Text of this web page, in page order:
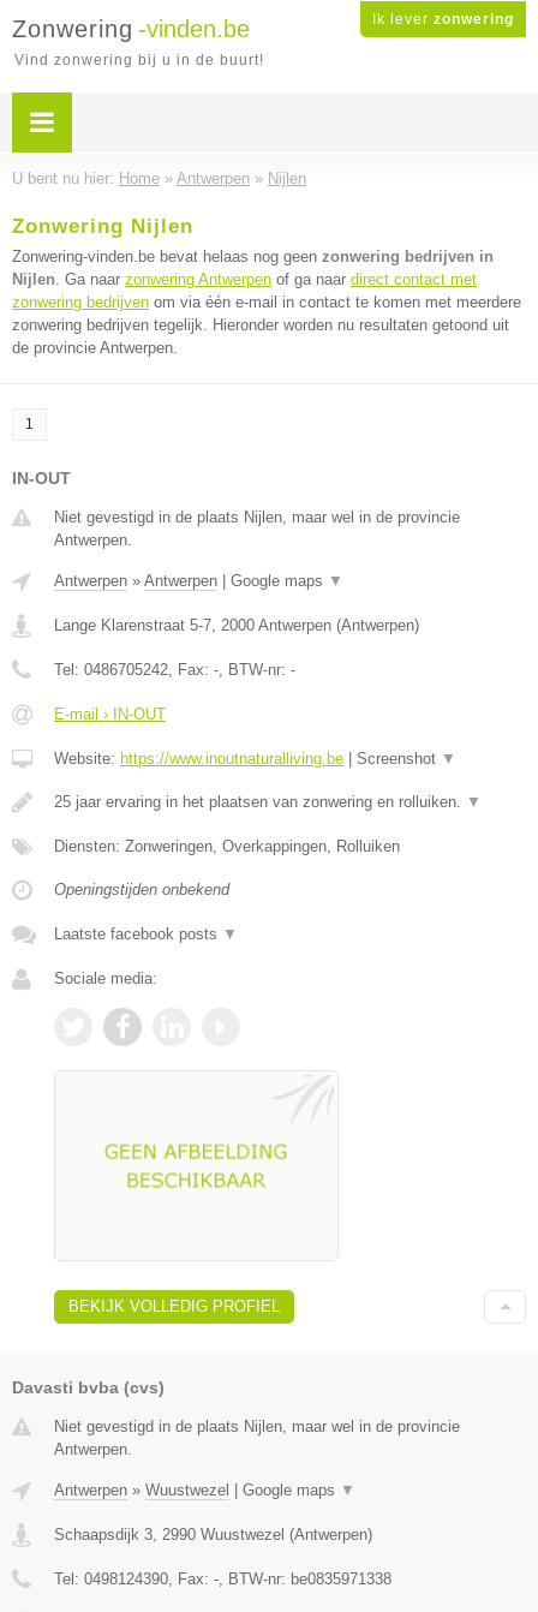
Ik lever zonwering
Zonwering -vinden.be
Vind zonwering bij u in de buurt!
U bent nu hier: Home » Antwerpen » Nijlen
Zonwering Nijlen
Zonwering-vinden.be bevat helaas nog geen zonwering bedrijven in
Nijlen. Ga naar zonwering Antwerpen of ga naar direct contact met
zonwering bedrijven om via één e-mail in contact te komen met meerdere
zonwering bedrijven tegelijk. Hieronder worden nu resultaten getoond uit
de provincie Antwerpen.
1
IN-OUT
Niet gevestigd in de plaats Nijlen, maar wel in de provincie
Antwerpen.
Antwerpen » Antwerpen Google maps ▼
Lange Klarenstraat 5-7, 2000 Antwerpen (Antwerpen)
Tel: 0486705242, Fax: -, BTW-nr: -
E-mail › IN-OUT
Website: https://www.inoutnaturalliving.be Screenshot ▼
25 jaar ervaring in het plaatsen van zonwering en rolluiken. ▼
Diensten: Zonweringen, Overkappingen, Rolluiken
Openingstijden onbekend
Laatste facebook posts ▼
Sociale media:
BEKIJK VOLLEDIG PROFIEL
Davasti bvba (cvs)
Niet gevestigd in de plaats Nijlen, maar wel in de provincie
Antwerpen.
Antwerpen » Wuustwezel | Google maps ▼
Schaapsdijk 3 2990 Wuustwezel (Antwerpen)
Tel: 0498124390 , Fax: - , BTW-nr: be0835971338